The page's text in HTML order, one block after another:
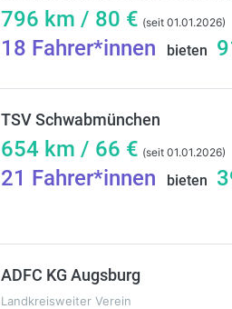
796 km / 80 € (seit 01.01.2026)
18 Fahrer*innen bieten
TSV Schwabmünchen
654 km / 66 € (seit 01.01.2026)
21 Fahrer*innen bieten
ADFC KG Augsburg
Landkreisweiter Verein